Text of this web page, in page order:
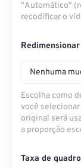
"Automático"
recodificar o
Nenhuma
Escolha como
você
original será
a proporção
Taxa de